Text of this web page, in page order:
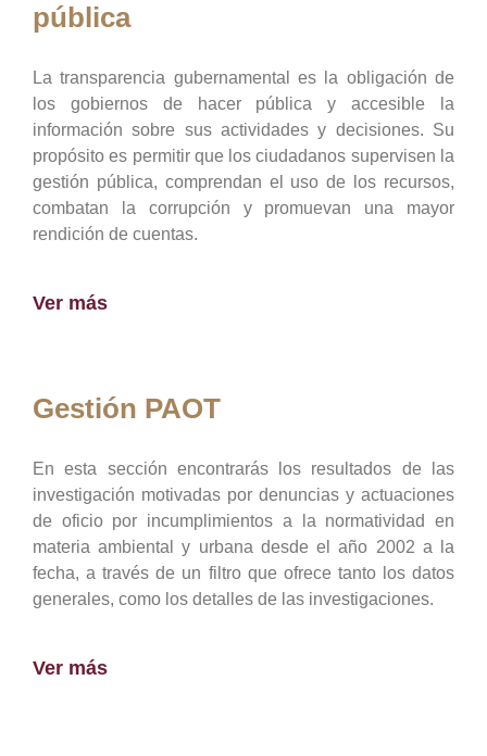
pública
La transparencia gubernamental es la obligación de
los gobiernos de hacer pública y accesible la
información sobre sus actividades y decisiones. Su
propósito es permitir que los ciudadanos supervisen la
gestión pública, comprendan el uso de los recursos,
combatan la corrupción y promuevan una mayor
rendición de cuentas.
Ver más
Gestión PAOT
En esta sección encontrarás los resultados de las
investigación motivadas por denuncias y actuaciones
de oficio por incumplimientos a la normatividad en
materia ambiental y urbana desde el año 2002 a la
fecha, a través de un filtro que ofrece tanto los datos
generales, como los detalles de las investigaciones.
Ver más